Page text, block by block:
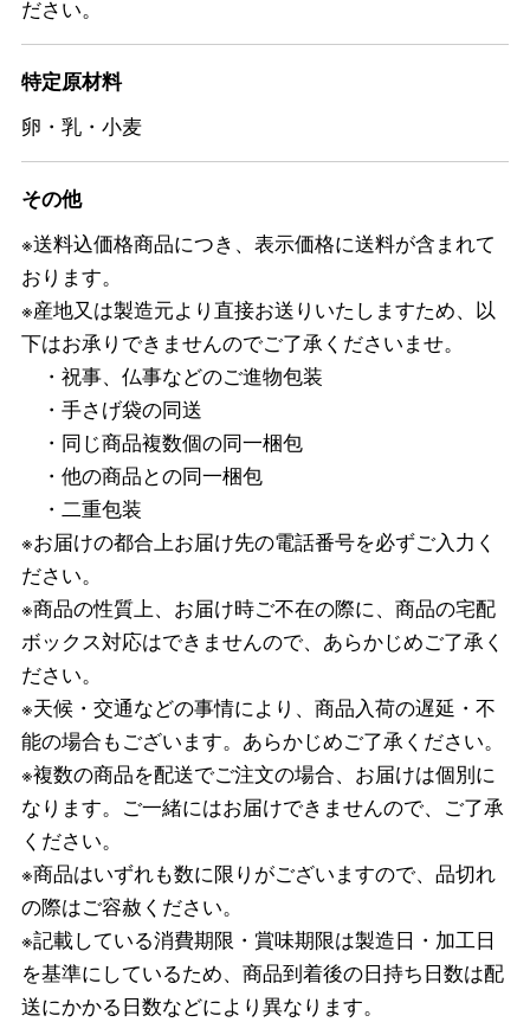
ださい。
特定原材料
卵・乳・小麦
その他
※送料込価格商品につき、表示価格に送料が含まれて
おります。
※産地又は製造元より直接お送りいたしますため、以
下はお承りできませんのでご了承くださいませ。
・祝事、仏事などのご進物包装
・手さげ袋の同送
・同じ商品複数個の同一梱包
・他の商品との同一梱包
・二重包装
※お届けの都合上お届け先の電話番号を必ずご入力く
ださい。
※商品の性質上、お届け時ご不在の際に、商品の宅配
ボックス対応はできませんので、あらかじめご了承く
ださい。
※天候・交通などの事情により、商品入荷の遅延・不
能の場合もございます。あらかじめご了承ください。
※複数の商品を配送でご注文の場合、お届けは個別に
なります。ご一緒にはお届けできませんので、ご了承
ください。
※商品はいずれも数に限りがございますので、品切れ
の際はご容赦ください。
※記載している消費期限・賞味期限は製造日・加工日
を基準にしているため、商品到着後の日持ち日数は配
送にかかる日数などにより異なります。